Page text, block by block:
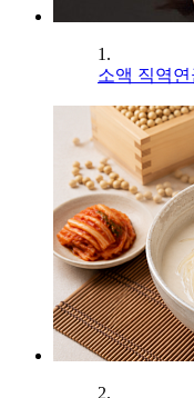
1.
소액 직역
2.